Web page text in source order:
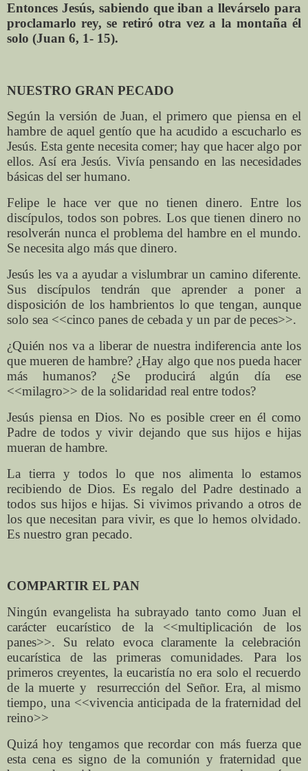
Entonces Jesús, sabiendo que iban a llevárselo para
proclamarlo rey, se retiró otra vez a la montaña él
solo (Juan 6, 1- 15).
NUESTRO GRAN PECADO
Según la versión de Juan, el primero que piensa en el
hambre de aquel gentío que ha acudido a escucharlo es
Jesús. Esta gente necesita comer; hay que hacer algo por
ellos. Así era Jesús. Vivía pensando en las necesidades
básicas del ser humano.
Felipe le hace ver que no tienen dinero. Entre los
discípulos, todos son pobres. Los que tienen dinero no
resolverán nunca el problema del hambre en el mundo.
Se necesita algo más que dinero.
Jesús les va a ayudar a vislumbrar un camino diferente.
Sus discípulos tendrán que aprender a poner a
disposición de los hambrientos lo que tengan, aunque
solo sea <<cinco panes de cebada y un par de peces>>.
¿Quién nos va a liberar de nuestra indiferencia ante los
que mueren de hambre? ¿Hay algo que nos pueda hacer
más humanos? ¿Se producirá algún día ese
<<milagro>> de la solidaridad real entre todos?
Jesús piensa en Dios. No es posible creer en él como
Padre de todos y vivir dejando que sus hijos e hijas
mueran de hambre.
La tierra y todos lo que nos alimenta lo estamos
recibiendo de Dios. Es regalo del Padre destinado a
todos sus hijos e hijas. Si vivimos privando a otros de
los que necesitan para vivir, es que lo hemos olvidado.
Es nuestro gran pecado.
COMPARTIR EL PAN
Ningún evangelista ha subrayado tanto como Juan el
carácter eucarístico de la <<multiplicación de los
panes>>. Su relato evoca claramente la celebración
eucarística de las primeras comunidades. Para los
primeros creyentes, la eucaristía no era solo el recuerdo
de la muerte y
resurrección del Señor. Era, al mismo
tiempo, una <<vivencia anticipada de la fraternidad del
reino>>
Quizá hoy tengamos que recordar con más fuerza que
esta cena es signo de la comunión y fraternidad que